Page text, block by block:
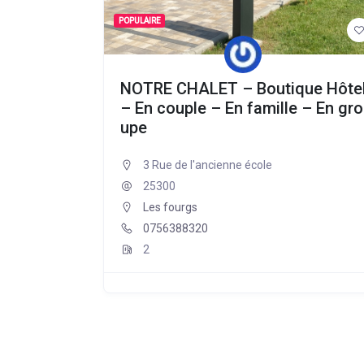
POPULAIRE
NOTRE CHALET – Boutique
– En couple – En famille – En gro
upe
3 Rue de l'ancienne école
25300
Les fourgs
0756388320
2